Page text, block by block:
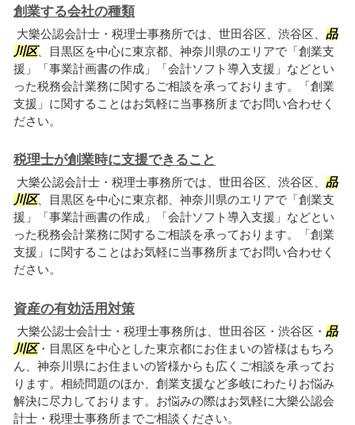
創業する会社の種類
大樂公認会計士・税理士事務所では、世田谷区、渋谷区、 品
川区、目黒区を中心に東京都、神奈川県のエリアで「創業支
援」「事業計画書の作成」「会計ソフト導入支援」などとい
った税務会計業務に関するご相談を承っております。「創業
支援」に関することはお気軽に当事務所までお問い合わせく
ださい。
税理士が創業時に支援できること
大樂公認会計士・税理士事務所では、世田谷区、渋谷区、 品
川区、目黒区を中心に東京都、神奈川県のエリアで「創業支
援」「事業計画書の作成」「会計ソフト導入支援」などとい
った税務会計業務に関するご相談を承っております。「創業
支援」に関することはお気軽に当事務所までお問い合わせく
ださい。
資産の有効活用対策
大樂公認士会計士・税理士事務所は、世田谷区・渋谷区・ 品
川区・目黒区を中心とした東京都にお住まいの皆様はもちろ
ん、神奈川県にお住まいの皆様からも広くご相談を承ってお
ります。相続問題のほか、創業支援など多岐にわたりお悩み
解決に尽力しております。お悩みの際はお気軽に大樂公認会
計士・税理士事務所までご相談ください。